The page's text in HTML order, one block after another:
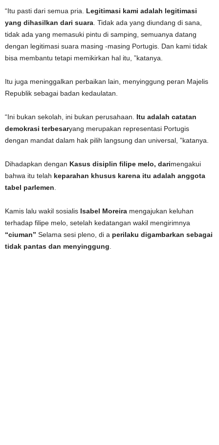
“Itu pasti dari semua pria. Legitimasi kami adalah legitimasi
yang dihasilkan dari suara . Tidak ada yang diundang di sana,
tidak ada yang memasuki pintu di samping, semuanya datang
dengan legitimasi suara masing -masing Portugis. Dan kami tidak
bisa membantu tetapi memikirkan hal itu, ”katanya.
Itu juga meninggalkan perbaikan lain, menyinggung peran Majelis
Republik sebagai badan kedaulatan.
“Ini bukan sekolah, ini bukan perusahaan. Itu adalah catatan
demokrasi terbesaryang merupakan representasi Portugis
dengan mandat dalam hak pilih langsung dan universal, ”katanya.
Dihadapkan dengan Kasus disiplin filipe melo, darimengakui
bahwa itu telah keparahan khusus karena itu adalah anggota
tabel parlemen
Kamis lalu wakil sosialis Isabel Moreira mengajukan keluhan
terhadap filipe melo, setelah kedatangan wakil mengirimnya
“ciuman” Selama sesi pleno, di a perilaku digambarkan sebagai
tidak pantas dan menyinggung